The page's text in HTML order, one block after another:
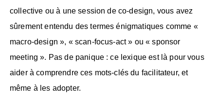
collective ou à une session de co-design, vous avez
sûrement entendu des termes énigmatiques comme «
macro-design », « scan-focus-act » ou « sponsor
meeting ». Pas de panique : ce lexique est là pour vous
aider à comprendre ces mots-clés du facilitateur, et
même à les adopter.